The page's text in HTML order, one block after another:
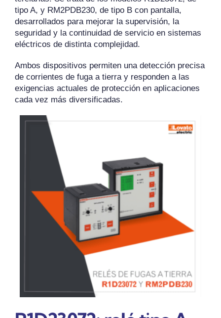
tipo A, y RM2PDB230, de tipo B con pantalla,
desarrollados para mejorar la supervisión, la
seguridad y la continuidad de servicio en sistemas
eléctricos de distinta complejidad.
Ambos dispositivos permiten una detección precisa
de corrientes de fuga a tierra y responden a las
exigencias actuales de protección en aplicaciones
cada vez más diversificadas.